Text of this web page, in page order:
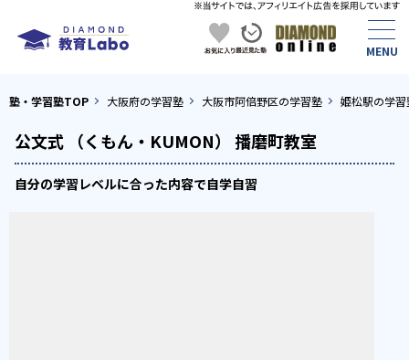
塾・学習塾TOP 大阪府の学習塾 大阪市阿倍野区の学習塾 姫松駅の学習
公文式 （くもん・KUMON） 播磨町教室
自分の学習レベルに合った内容で自学自習